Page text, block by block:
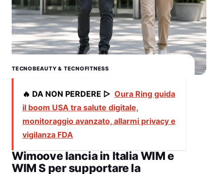
TECNOBEAUTY & TECNOFITNESS
🔥 DA NON PERDERE ▷ Oura Ring guida
il boom USA tra salute digitale,
monitoraggio avanzato, allarmi privacy e
vigilanza FDA
Wimoove lancia in Italia WIM e
WIM S per supportare la